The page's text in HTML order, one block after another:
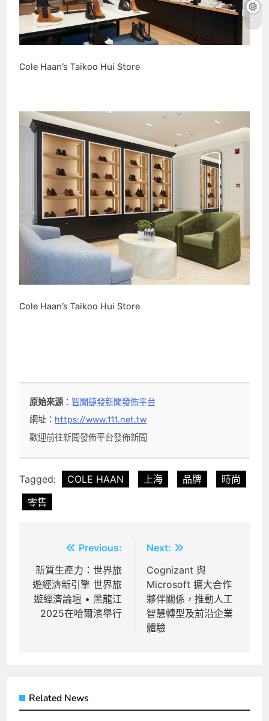
Cole Haan’s Taikoo Hui Store
Cole Haan’s Taikoo Hui Store
原始來源：智聞捷發新聞發佈平台
網址： https://www.111.net.tw
歡迎前往新聞發佈平台發佈新聞
Tagged: COLE HAAN 上海 品牌
時尚
零售
章
導
覽
Previous:
新質生產力：世界旅
遊經濟新引擎 世界旅
遊經濟論壇 • 黑龍江
2025在哈爾濱舉行
Next:
Cognizant 與
Microsoft 擴大合作
夥伴關係，推動人工
智慧轉型及前沿企業
體驗
Related News